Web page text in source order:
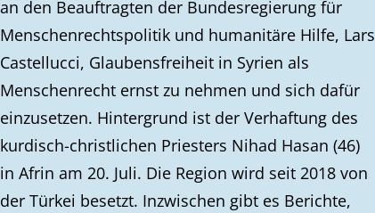
an den Beauftragten der Bundesregierung für
Menschenrechtspolitik und humanitäre Hilfe, Lars
Castellucci, Glaubensfreiheit in Syrien als
Menschenrecht ernst zu nehmen und sich dafür
einzusetzen. Hintergrund ist der Verhaftung des
kurdisch-christlichen Priesters Nihad Hasan (46)
in Afrin am 20. Juli. Die Region wird seit 2018 von
der Türkei besetzt. Inzwischen gibt es Berichte,